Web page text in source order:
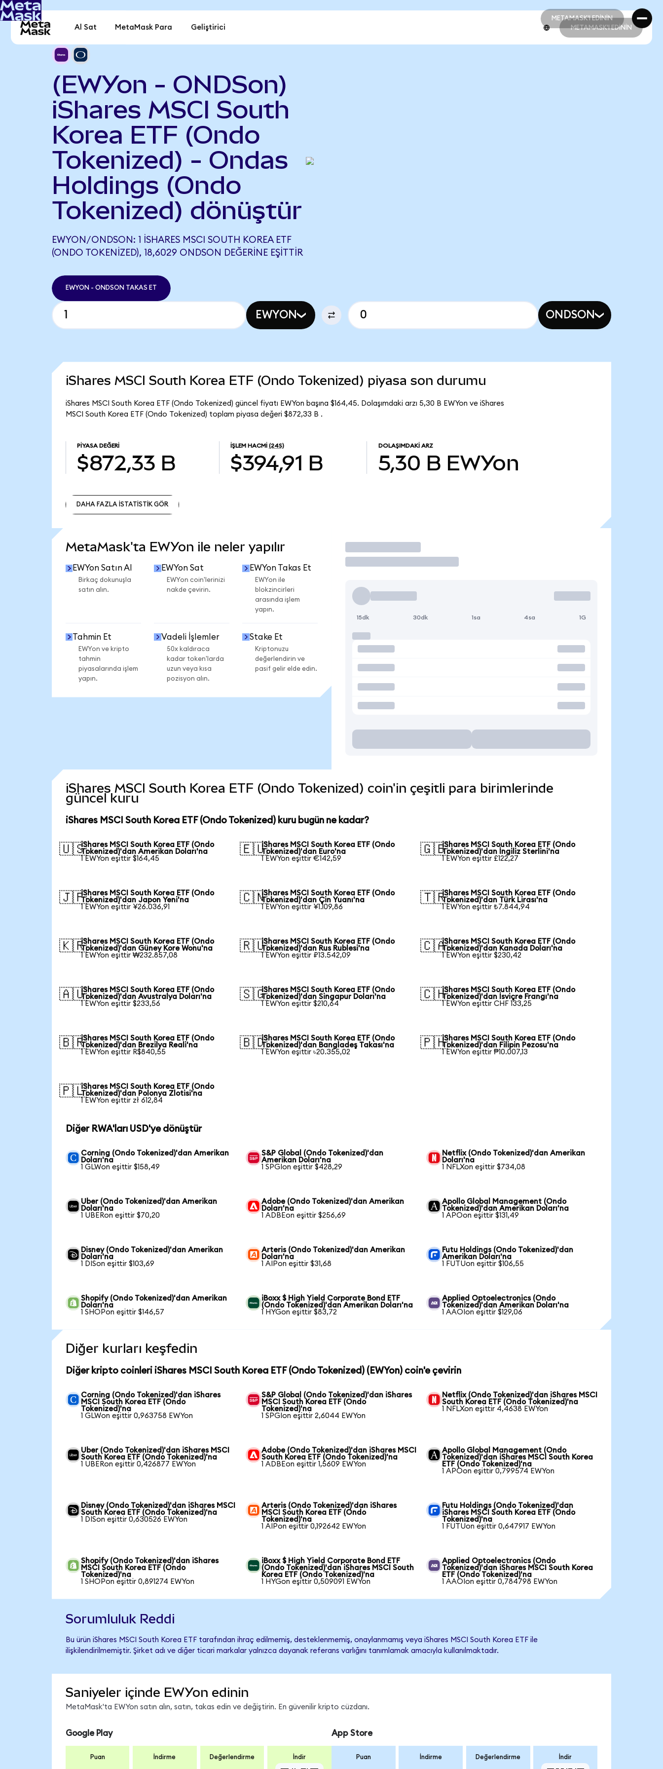
METAMASK'I EDİNİN
METAMASK'I EDİNİN
Al Sat MetaMask Para Geliştirici METAMASK'I EDİNİN
(EWYon - ONDSon)
iShares MSCI South
Korea ETF (Ondo
Tokenized) - Ondas
Holdings (Ondo
Tokenized) dönüştür
EWYON/ONDSON: 1 ISHARES MSCI SOUTH KOREA ETF
(ONDO TOKENIZED), 18,6029 ONDSON DEĞERINE EŞITTIR
EWYON - ONDSON TAKAS ET
EWYON ONDSON
iShares MSCI South Korea ETF (Ondo Tokenized) piyasa son durumu
iShares MSCI South Korea ETF (Ondo Tokenized) güncel fiyatı EWYon başına $164,45. Dolaşımdaki arzı 5,30 B EWYon ve iShares
MSCI South Korea ETF (Ondo Tokenized) toplam piyasa değeri $872,33 B .
PIYASA DEĞERI
$872,33 B
İŞLEM HACMI (24S)
$394,91 B
DOLAŞIMDAKI ARZ
5,30 B EWYon
DAHA FAZLA İSTATİSTİK GÖR
MetaMask'ta EWYon ile neler yapılır
EWYon Satın Al
Birkaç dokunuşla
satın alın.
EWYon Sat
EWYon coin'lerinizi
nakde çevirin.
EWYon Takas Et
EWYon ile
blokzincirleri
arasında işlem
yapın.
Tahmin Et
EWYon ve kripto
tahmin
piyasalarında işlem
yapın.
Vadeli İşlemler
50x kaldıraca
kadar token'larda
uzun veya kısa
pozisyon alın.
Stake Et
Kriptonuzu
değerlendirin ve
pasif gelir elde edin.
İşlem Yap
15dk 30dk 1sa 4sa 1G
iShares MSCI South Korea ETF (Ondo Tokenized) coin'in çeşitli para birimlerinde
güncel kuru
iShares MSCI South Korea ETF (Ondo Tokenized) kuru bugün ne kadar?
🇺🇸iShares MSCI South Korea ETF (Ondo
Tokenized)'dan Amerikan Doları'na
1 EWYon eşittir $164,45
🇪🇺iShares MSCI South Korea ETF (Ondo
Tokenized)'dan Euro'na
1 EWYon eşittir €142,59
🇬🇧iShares MSCI South Korea ETF (Ondo
Tokenized)'dan İngiliz Sterlini'na
1 EWYon eşittir £122,27
🇯🇵iShares MSCI South Korea ETF (Ondo
Tokenized)'dan Japon Yeni'na
1 EWYon eşittir ¥26.036,91
🇨🇳iShares MSCI South Korea ETF (Ondo
Tokenized)'dan Çin Yuanı'na
1 EWYon eşittir ¥1.109,86
🇹🇷iShares MSCI South Korea ETF (Ondo
Tokenized)'dan Türk Lirası'na
1 EWYon eşittir ₺7.844,94
🇰🇷iShares MSCI South Korea ETF (Ondo
Tokenized)'dan Güney Kore Wonu'na
1 EWYon eşittir ₩232.857,08
🇷🇺iShares MSCI South Korea ETF (Ondo
Tokenized)'dan Rus Rublesi'na
1 EWYon eşittir ₽13.542,09
🇨🇦iShares MSCI South Korea ETF (Ondo
Tokenized)'dan Kanada Doları'na
1 EWYon eşittir $230,42
🇦🇺iShares MSCI South Korea ETF (Ondo
Tokenized)'dan Avustralya Doları'na
1 EWYon eşittir $233,56
🇸🇬iShares MSCI South Korea ETF (Ondo
Tokenized)'dan Singapur Doları'na
1 EWYon eşittir $210,64
🇨🇭iShares MSCI South Korea ETF (Ondo
Tokenized)'dan İsviçre Frangı'na
1 EWYon eşittir CHF 133,25
🇧🇷iShares MSCI South Korea ETF (Ondo
Tokenized)'dan Brezilya Reali'na
1 EWYon eşittir R$840,55
🇧🇩iShares MSCI South Korea ETF (Ondo
Tokenized)'dan Bangladeş Takası'na
1 EWYon eşittir ৳20.355,02
🇵🇭iShares MSCI South Korea ETF (Ondo
Tokenized)'dan Filipin Pezosu'na
1 EWYon eşittir ₱10.007,13
🇵🇱iShares MSCI South Korea ETF (Ondo
Tokenized)'dan Polonya Zlotisi'na
1 EWYon eşittir zł 612,84
Diğer RWA'ları USD'ye dönüştür
Corning (Ondo Tokenized)'dan Amerikan
Doları'na
1 GLWon eşittir $158,49
S&P Global (Ondo Tokenized)'dan
Amerikan Doları'na
1 SPGIon eşittir $428,29
Netflix (Ondo Tokenized)'dan Amerikan
Doları'na
1 NFLXon eşittir $734,08
Uber (Ondo Tokenized)'dan Amerikan
Doları'na
1 UBERon eşittir $70,20
Adobe (Ondo Tokenized)'dan Amerikan
Doları'na
1 ADBEon eşittir $256,69
Apollo Global Management (Ondo
Tokenized)'dan Amerikan Doları'na
1 APOon eşittir $131,49
Disney (Ondo Tokenized)'dan Amerikan
Doları'na
1 DISon eşittir $103,69
Arteris (Ondo Tokenized)'dan Amerikan
Doları'na
1 AIPon eşittir $31,68
Futu Holdings (Ondo Tokenized)'dan
Amerikan Doları'na
1 FUTUon eşittir $106,55
Shopify (Ondo Tokenized)'dan Amerikan
Doları'na
1 SHOPon eşittir $146,57
iBoxx $ High Yield Corporate Bond ETF
(Ondo Tokenized)'dan Amerikan Doları'na
1 HYGon eşittir $83,72
Applied Optoelectronics (Ondo
Tokenized)'dan Amerikan Doları'na
1 AAOIon eşittir $129,06
Diğer kurları keşfedin
Diğer kripto coinleri iShares MSCI South Korea ETF (Ondo Tokenized) (EWYon) coin'e çevirin
Corning (Ondo Tokenized)'dan iShares
MSCI South Korea ETF (Ondo
Tokenized)'na
1 GLWon eşittir 0,963758 EWYon
S&P Global (Ondo Tokenized)'dan iShares
MSCI South Korea ETF (Ondo
Tokenized)'na
1 SPGIon eşittir 2,6044 EWYon
Netflix (Ondo Tokenized)'dan iShares MSCI
South Korea ETF (Ondo Tokenized)'na
1 NFLXon eşittir 4,4638 EWYon
Uber (Ondo Tokenized)'dan iShares MSCI
South Korea ETF (Ondo Tokenized)'na
1 UBERon eşittir 0,426877 EWYon
Adobe (Ondo Tokenized)'dan iShares MSCI
South Korea ETF (Ondo Tokenized)'na
1 ADBEon eşittir 1,5609 EWYon
Apollo Global Management (Ondo
Tokenized)'dan iShares MSCI South Korea
ETF (Ondo Tokenized)'na
1 APOon eşittir 0,799574 EWYon
Disney (Ondo Tokenized)'dan iShares MSCI
South Korea ETF (Ondo Tokenized)'na
1 DISon eşittir 0,630526 EWYon
Arteris (Ondo Tokenized)'dan iShares
MSCI South Korea ETF (Ondo
Tokenized)'na
1 AIPon eşittir 0,192642 EWYon
Futu Holdings (Ondo Tokenized)'dan
iShares MSCI South Korea ETF (Ondo
Tokenized)'na
1 FUTUon eşittir 0,647917 EWYon
Shopify (Ondo Tokenized)'dan iShares
MSCI South Korea ETF (Ondo
Tokenized)'na
1 SHOPon eşittir 0,891274 EWYon
iBoxx $ High Yield Corporate Bond ETF
(Ondo Tokenized)'dan iShares MSCI South
Korea ETF (Ondo Tokenized)'na
1 HYGon eşittir 0,509091 EWYon
Applied Optoelectronics (Ondo
Tokenized)'dan iShares MSCI South Korea
ETF (Ondo Tokenized)'na
1 AAOIon eşittir 0,784798 EWYon
Sorumluluk Reddi
Bu ürün iShares MSCI South Korea ETF tarafından ihraç edilmemiş, desteklenmemiş, onaylanmamış veya iShares MSCI South Korea ETF ile
ilişkilendirilmemiştir. Şirket adı ve diğer ticari markalar yalnızca dayanak referans varlığını tanımlamak amacıyla kullanılmaktadır.
Saniyeler içinde EWYon edinin
MetaMask'ta EWYon satın alın, satın, takas edin ve değiştirin. En güvenilir kripto cüzdanı.
Google Play
Puan İndirme Değerlendirme İndir
App Store
Puan İndirme Değerlendirme İndir